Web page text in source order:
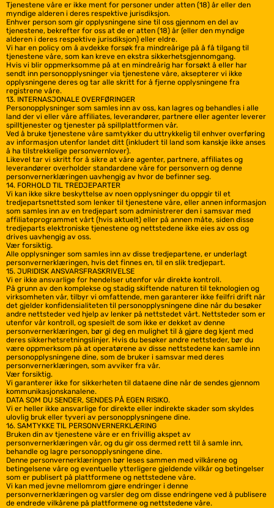
Tjenestene våre er ikke ment for personer under atten (18) år eller den
myndige alderen i deres respektive jurisdiksjon.
Enhver person som gir opplysningene sine til oss gjennom en del av
tjenestene, bekrefter for oss at de er atten (18) år (eller den myndige
alderen i deres respektive jurisdiksjon) eller eldre.
Vi har en policy om å avdekke forsøk fra mindreårige på å få tilgang til
tjenestene våre, som kan kreve en ekstra sikkerhetsgjennomgang.
Hvis vi blir oppmerksomme på at en mindreårig har forsøkt å eller har
sendt inn personopplysninger via tjenestene våre, aksepterer vi ikke
opplysningene deres og tar alle skritt for å fjerne opplysningene fra
registrene våre.
13. INTERNASJONALE OVERFØRINGER
Personopplysninger som samles inn av oss, kan lagres og behandles i alle
land der vi eller våre affiliates, leverandører, partnere eller agenter leverer
spilltjenester og tjenester på spillplattformen vår.
Ved å bruke tjenestene våre samtykker du uttrykkelig til enhver overføring
av informasjon utenfor landet ditt (inkludert til land som kanskje ikke anses
å ha tilstrekkelige personvernlover).
Likevel tar vi skritt for å sikre at våre agenter, partnere, affiliates og
leverandører overholder standardene våre for personvern og denne
personvernerklæringen uavhengig av hvor de befinner seg.
14. FORHOLD TIL TREDJEPARTER
Vi kan ikke sikre beskyttelse av noen opplysninger du oppgir til et
tredjepartsnettsted som lenker til tjenestene våre, eller annen informasjon
som samles inn av en tredjepart som administrerer den i samsvar med
affiliateprogrammet vårt (hvis aktuelt) eller på annen måte, siden disse
tredjeparts elektroniske tjenestene og nettstedene ikke eies av oss og
drives uavhengig av oss.
Vær forsiktig.
Alle opplysninger som samles inn av disse tredjepartene, er underlagt
personvernerklæringen, hvis det finnes en, til en slik tredjepart.
15. JURIDISK ANSVARSFRASKRIVELSE
Vi er ikke ansvarlige for hendelser utenfor vår direkte kontroll.
På grunn av den komplekse og stadig skiftende naturen til teknologien og
virksomheten vår, tilbyr vi omfattende, men garanterer ikke feilfri drift når
det gjelder konfidensialiteten til personopplysningene dine når du besøker
andre nettsteder ved hjelp av lenker på nettstedet vårt. Nettsteder som er
utenfor vår kontroll, og spesielt de som ikke er dekket av denne
personvernerklæringen, bør gi deg en mulighet til å gjøre deg kjent med
deres sikkerhetsretningslinjer. Hvis du besøker andre nettsteder, bør du
være oppmerksom på at operatørene av disse nettstedene kan samle inn
personopplysningene dine, som de bruker i samsvar med deres
personvernerklæringen, som avviker fra vår.
Vær forsiktig.
Vi garanterer ikke for sikkerheten til dataene dine når de sendes gjennom
kommunikasjonskanalene.
DATA SOM DU SENDER, SENDES PÅ EGEN RISIKO.
Vi er heller ikke ansvarlige for direkte eller indirekte skader som skyldes
ulovlig bruk eller tyveri av personopplysningene dine.
16. SAMTYKKE TIL PERSONVERNERKLÆRING
Bruken din av tjenestene våre er en frivillig akspet av
personvernerklæringen vår, og du gir oss dermed rett til å samle inn,
behandle og lagre personopplysningene dine.
Denne personvernerklæringen bør leses sammen med vilkårene og
betingelsene våre og eventuelle ytterligere gjeldende vilkår og betingelser
som er publisert på plattformene og nettstedene våre.
Vi kan med jevne mellomrom gjøre endringer i denne
personvernerklæringen og varsler deg om disse endringene ved å publisere
de endrede vilkårene på plattformene og nettstedene våre.